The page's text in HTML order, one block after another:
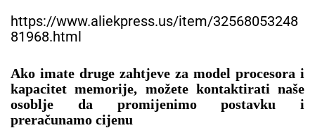
https://www.aliekpress.us/item/32568053248
81968.html
Ako imate druge zahtjeve za model procesora i
kapacitet memorije, možete kontaktirati naše
osoblje da promijenimo postavku i
preračunamo cijenu